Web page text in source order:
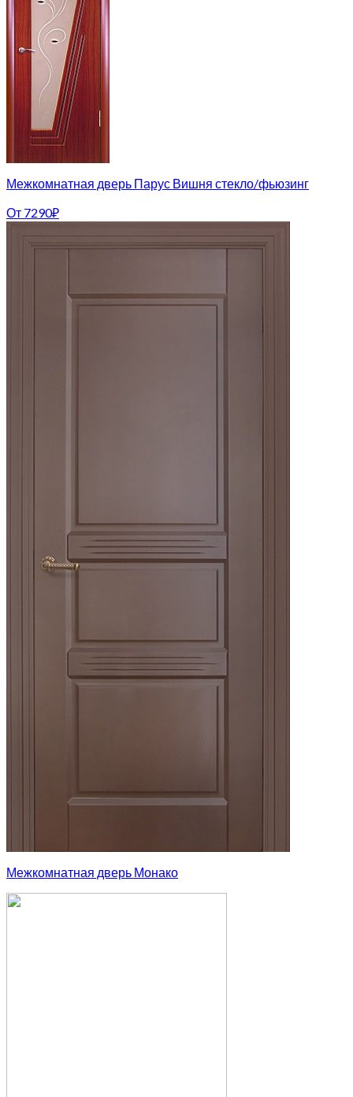
Межкомнатная дверь Парус Вишня стекло/фьюзинг
От 7290₽
Межкомнатная дверь Монако